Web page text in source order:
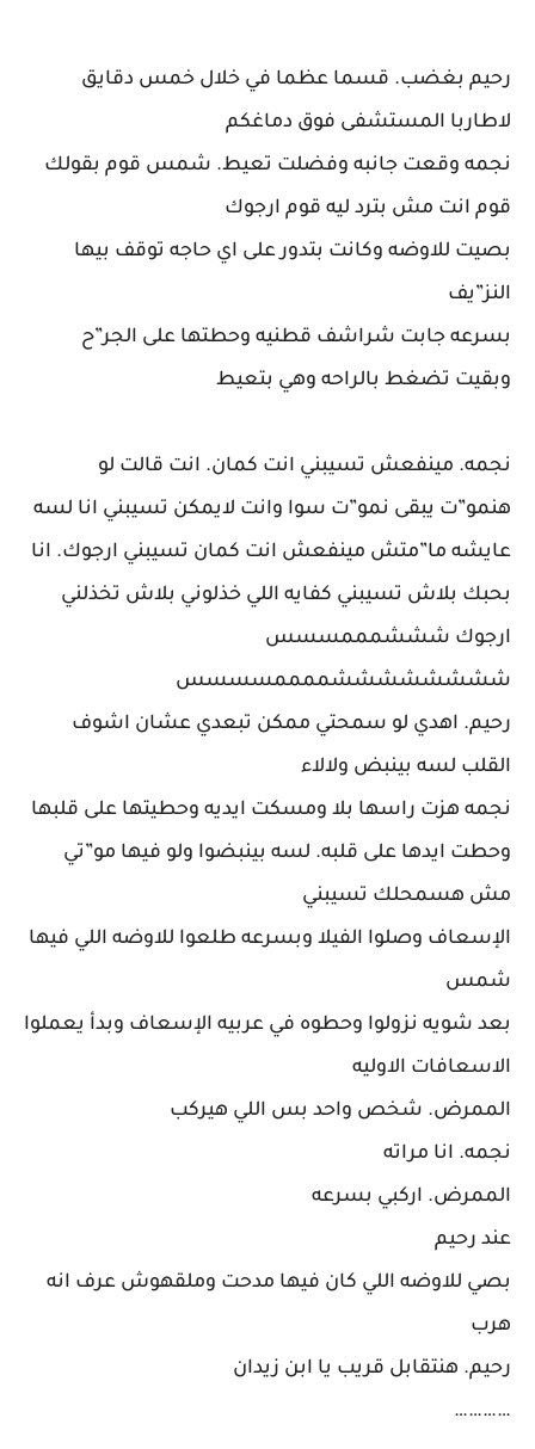
رحيم بغضب. قسما عظما في خلال خمس دقايق
لاطاربا المستشفى فوق دماغكم
نجمه وقعت جانبه وفضلت تعيط. شمس قوم بقولك
قوم انت مش بترد ليه قوم ارجوك
بصيت للاوضه وكانت بتدور على اي حاجه توقف بيها
النز”يف
بسرعه جابت شراشف قطنيه وحطتها على الجر”ح
وبقيت تضغط بالراحه وهي بتعيط
نجمه. مينفعش تسيبني انت كمان. انت قالت لو
هنمو”ت يبقى نمو”ت سوا وانت لايمكن تسيبني انا لسه
عايشه ما”متش مينفعش انت كمان تسيبني ارجوك. انا
بحبك بلاش تسيبني كفايه اللي خذلوني بلاش تخذلني
ارجوك شششمممسسس
ششششششششممممسسسس
رحيم. اهدي لو سمحتي ممكن تبعدي عشان اشوف
القلب لسه بينبض ولالاء
نجمه هزت راسها بلا ومسكت ايديه وحطيتها على قلبها
وحطت ايدها على قلبه. لسه بينبضوا ولو فيها مو”تي
مش هسمحلك تسيبني
الإسعاف وصلوا الفيلا وبسرعه طلعوا للاوضه اللي فيها
شمس
بعد شويه نزولوا وحطوه في عربيه الإسعاف وبدأ يعملوا
الاسعافات الاوليه
الممرض. شخص واحد بس اللي هيركب
نجمه. انا مراته
الممرض. اركبي بسرعه
عند رحيم
بصي للاوضه اللي كان فيها مدحت وملقهوش عرف انه
هرب
رحيم. هنتقابل قريب يا ابن زيدان
…………